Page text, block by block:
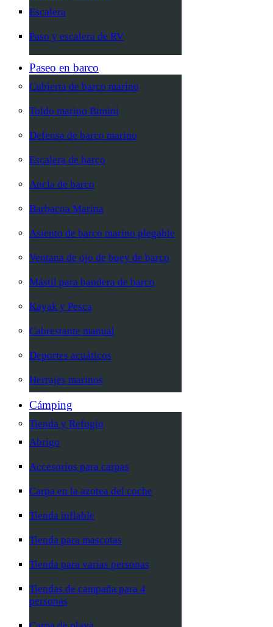
Escalera
Paso y escalera de RV
Paseo en barco
Cubierta de barco marino
Toldo marino Bimini
Defensa de barco marino
Escalera de barco
Ancla de barco
Barbacoa Marina
Asiento de barco marino plegable
Ventana de ojo de buey de barco
Mástil para bandera de barco
Kayak y Pesca
Cabrestante manual
Deportes acuáticos
Herrajes marinos
Cámping
Tienda y Refugio
Abrigo
Accesorios para carpas
Carpa en la azotea del coche
Tienda inflable
Tienda para mascotas
Tienda para varias personas
Tiendas de campaña para 4
personas